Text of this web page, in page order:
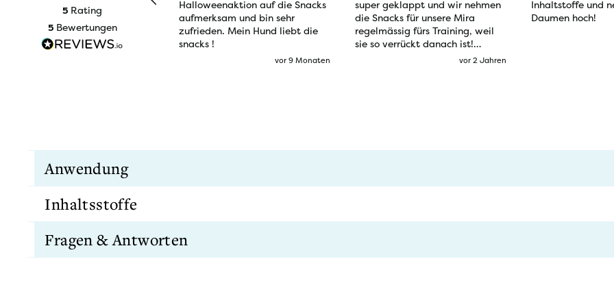
5 Rating
5 Bewertungen
Halloweenaktion auf die Snacks
aufmerksam und bin sehr
zufrieden. Mein Hund liebt die
snacks !
vor 9 Monaten
super geklappt und wir nehmen
die Snacks für unsere Mira
regelmässig fürs Training, weil
sie so verrückt danach ist!
Wirklich tolles Produkt!vor 2 Jahren
Inhaltstoffe und
Daumen hoch!
Anwendung
Bitte achte stets auf die Gewichtsentwicklung deines Haustieres. Die
Fütterungsempfehlung pro Tag
*Angegebene Futtermengen
Rasse und Aktivität deines
Inhaltsstoffe
Ergänzungsfuttermittel für Hunde.
Fragen & Antworten